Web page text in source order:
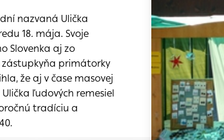
nazvaná Ulička
18. mája. Svoje
Slovenka aj zo
primátorky
že aj v čase masovej
ľudových remesiel
tradíciu a
ktorých webové stránky môžu ukladať
napríklad k tomu, aby si webový prehliadač
voľba v tomto okne.
ktorú chcete povoliť